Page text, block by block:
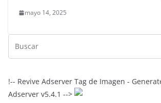
mayo 14, 2025
!-- Revive Adserver Tag de Imagen -
Adserver v5.4.1 -->